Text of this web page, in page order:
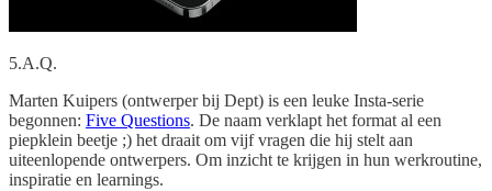
5.A.Q.
Marten Kuipers (ontwerper bij Dept) is een leuke Insta-serie
begonnen: Five Questions. De naam verklapt het format al een
piepklein beetje ;) het draait om vijf vragen die hij stelt aan
uiteenlopende ontwerpers. Om inzicht te krijgen in hun werkroutine,
inspiratie en learnings.